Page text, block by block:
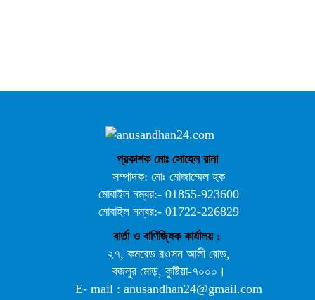
প্রকাশক মোঃ সোহেল রানা
সম্পাদক: মোঃ মোজাম্মেল হক
মোবাইল নম্বর:- 01855-923600
মোবাইল নম্বর:- 01722-226829
বার্তা ও বাণিজ্যিক কার্যালয় :
২৭, কমরেড রওসন আলী রোড,
বজলুর মোড়, কুষ্টিয়া-৭০০০।
E- mail : anusandhan24@gmail.com